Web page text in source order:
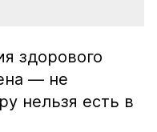
здорового
— не
нельзя есть в